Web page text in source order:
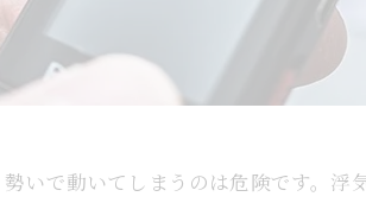
いで動いてしまうのは危険です。浮